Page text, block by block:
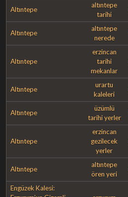
Altıntepe
altıntepe
tarihi
Altıntepe
altıntepe
nerede
Altıntepe
erzincan
tarihi
mekanlar
Altıntepe
urartu
kaleleri
Altıntepe
üzümlü
tarihi yerler
Altıntepe
erzincan
gezilecek
yerler
Altıntepe
altıntepe
ören yeri
Engüzek Kalesi: